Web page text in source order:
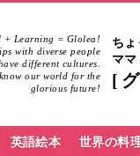
+ Learning = Glolea!
with diverse people
different cultures.
our world for the
glorious future!
ち
マ
英語絵本 世界の料